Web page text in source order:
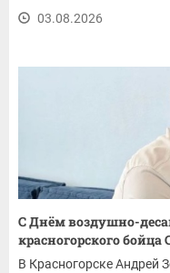
03.08.2026
С Днём воздушно-
красногорского бойца
В Красногорске Андрей